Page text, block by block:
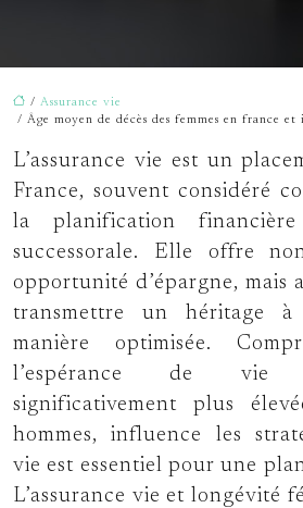
/ Assurance vie
/ Âge moyen de décès des femmes en france et
L’assurance vie est un
France, souvent considéré
la planification
successorale. Elle offre
opportunité d’épargne, mais
transmettre un héritage à
manière optimisée.
l’espérance de vie
significativement plus
hommes, influence les
vie est essentiel pour une
L’assurance vie et longévité